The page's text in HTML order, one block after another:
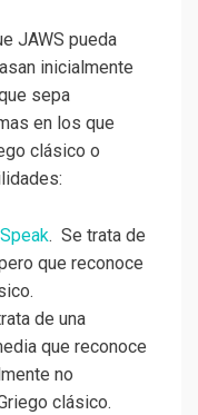
JAWS pueda
inicialmente
sepa
en los que
clásico o
. Se trata de
que reconoce
de una
que reconoce
no
clásico.